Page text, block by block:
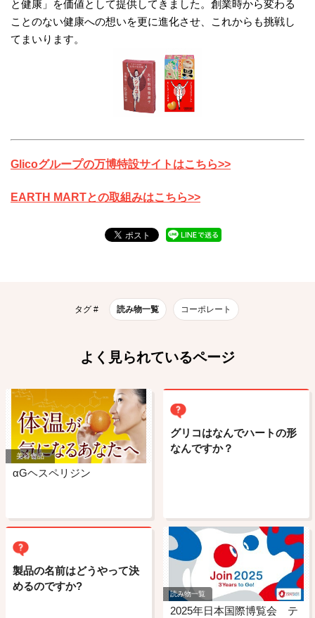
と健康」を価値として提供してきました。創業時から変わる
ことのない健康への想いを更に進化させ、これからも挑戦し
てまいります。
Glicoグループの万博特設サイトはこちら>>
EARTH MARTとの取組みはこちら>>
タグ # 読み物一覧 コーポレート
よく見られているページ
美容食品
αGヘスペリジン
グリコはなんでハートの形
なんですか？
製品の名前はどうやって決
めるのですか?
読み物一覧
2025年日本国際博覧会 テ